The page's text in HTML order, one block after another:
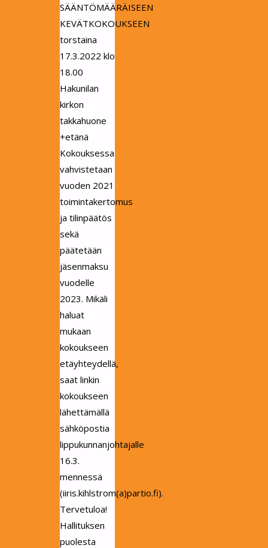
SÄÄNTÖMÄÄRÄISEEN
KEVÄTKOKOUKSEEN
torstaina
17.3.2022 klo
18.00
Hakunilan
kirkon
takkahuone
+etänä
Kokouksessa
vahvistetaan
vuoden 2021
toimintakertomus
ja tilinpäätös
sekä
päätetään
jäsenmaksu
vuodelle
2023. Mikäli
haluat
mukaan
kokoukseen
etäyhteydellä,
saat linkin
kokoukseen
lähettämällä
sähköpostia
lippukunnanjohtajalle
16.3.
mennessä
(iiris.kihlstrom(a)partio.fi).
Tervetuloa!
Hallituksen
puolesta